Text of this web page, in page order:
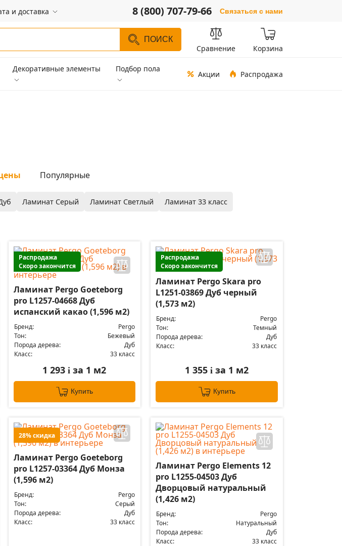
и доставка 8 (800) 707-79-66 Связаться с нами
ПОИСК
Сравнение Корзина
Декоративные элементы Подбор пола
Акции Распродажа
Популярные
Ламинат Серый Ламинат Светлый Ламинат 33 класс
Распродажа
Скоро закончится
Ламинат Pergo Goeteborg
pro L1257-04668 Дуб
испанский какао (1,596 м2)
Бренд:
Pergo
Тон:
Бежевый
Порода дерева:
Дуб
Класс:
33 класс
1 293i за 1 м2
Купить
Распродажа
Скоро закончится
Ламинат Pergo Skara pro
L1251-03869 Дуб черный
(1,573 м2)
Бренд:
Pergo
Тон:
Темный
Порода дерева:
Дуб
Класс:
33 класс
1 355i за 1 м2
Купить
28% скидка
Ламинат Pergo Goeteborg
pro L1257-03364 Дуб Монза
(1,596 м2)
Бренд:
Pergo
Тон:
Серый
Порода дерева:
Дуб
Класс:
33 класс
Ламинат Pergo Elements 12
pro L1255-04503 Дуб
Дворцовый натуральный
(1,426 м2)
Бренд:
Pergo
Тон:
Натуральный
Порода дерева:
Дуб
Класс:
33 класс